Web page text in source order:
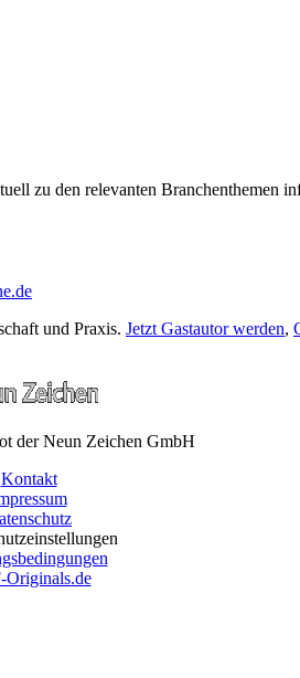
zu den relevanten Branchenthemen
und Praxis. Jetzt Gastautor werden,
der Neun Zeichen GmbH
Kontakt
Originals.de